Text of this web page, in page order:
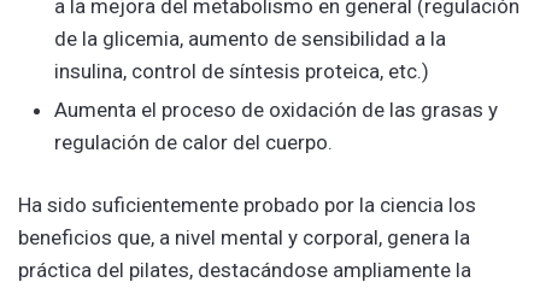
a la mejora del metabolismo en general (regulación
de la glicemia, aumento de sensibilidad a la
insulina, control de síntesis proteica, etc.)
Aumenta el proceso de oxidación de las grasas y
regulación de calor del cuerpo.
Ha sido suficientemente probado por la ciencia los
beneficios que, a nivel mental y corporal, genera la
práctica del pilates, destacándose ampliamente la